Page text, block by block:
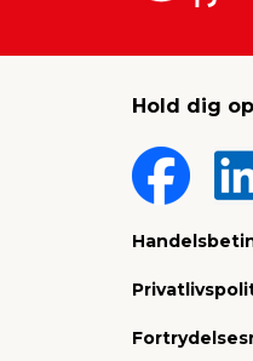
Hold dig